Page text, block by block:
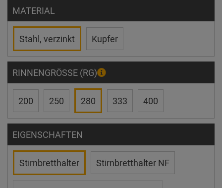
MATERIAL
Stahl, verzinkt Kupfer
RINNENGRÖSSE (RG)
200 250 280 333 400
EIGENSCHAFTEN
Stirnbretthalter Stirnbretthalter NF